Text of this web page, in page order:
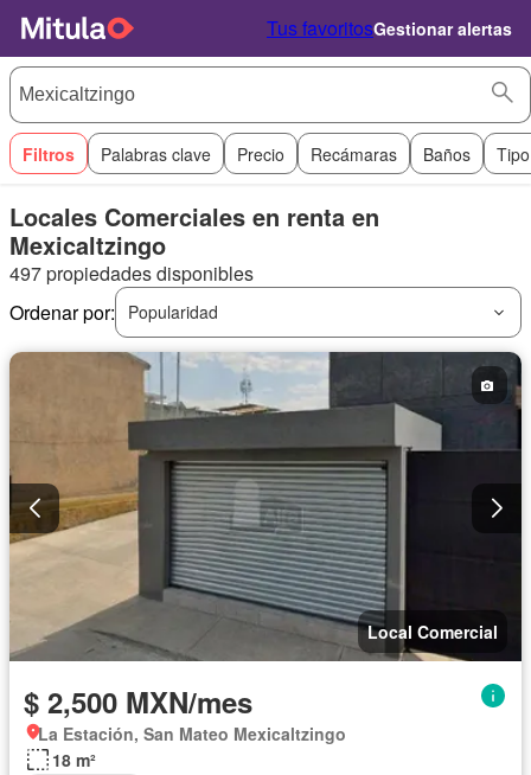
Tus favoritosGestionar alertas
Filtros Palabras clave Precio Recámaras Baños
Locales Comerciales en renta en
Mexicaltzingo
497 propiedades disponibles
Ordenar por:
Popularidad
Local Comercial
$ 2,500 MXN/mes
La Estación, San Mateo Mexicaltzingo
18 m²